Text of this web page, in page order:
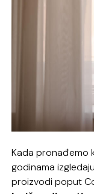
Kada pronađemo
godinama
proizvodi poput